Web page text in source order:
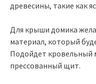
древесины, такие как
Для крыши домика
материал, который
Подойдет кровельный
прессованный щит.